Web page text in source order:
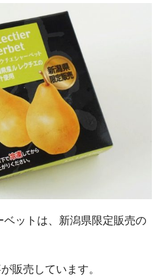
ットは、新潟県限定販売の
販売しています。